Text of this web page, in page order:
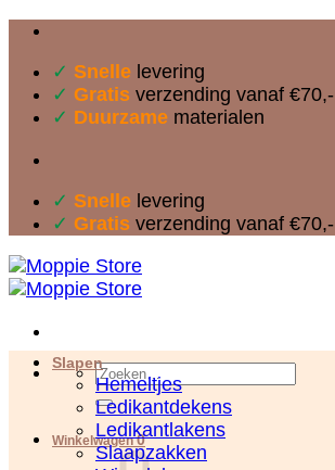
inhoud
✓ Snelle levering
✓ Gratis verzending vanaf €70,-
✓ Duurzame materialen
✓ Snelle levering
✓ Gratis verzending vanaf €70,-
Zoeken
naar:
Winkelwagen0
Slapen
Hemeltjes
Ledikantdekens
Ledikantlakens
Slaapzakken